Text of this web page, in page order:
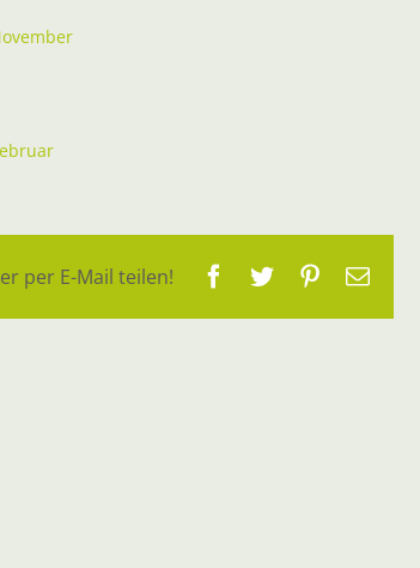
per E-Mail teilen! Facebook
TwitterPinterest
E-